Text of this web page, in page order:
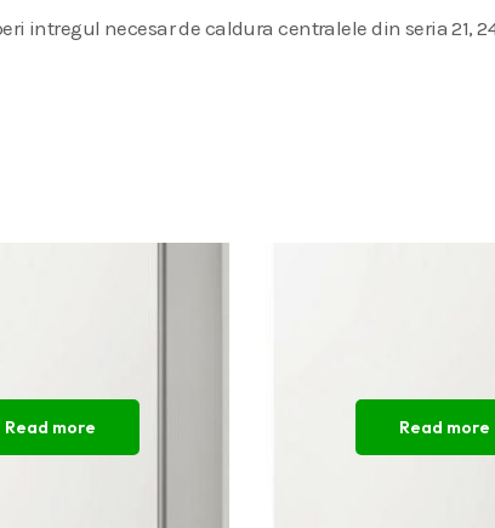
intregul necesar de caldura centralele din seria 21,
Read more Read more